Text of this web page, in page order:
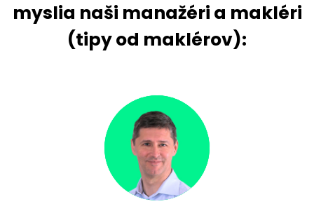
myslia naši manažéri a makléri
(tipy od maklérov):